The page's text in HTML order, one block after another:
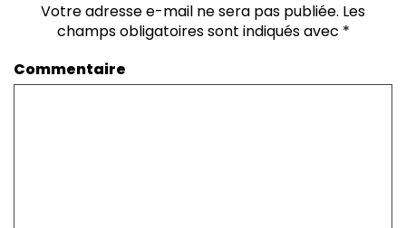
Votre adresse e-mail ne sera pas publiée. Les
champs obligatoires sont indiqués avec *
Commentaire